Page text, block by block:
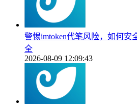
警惕imtoken代笔风险，如何安
全
2026-08-09 12:09:43